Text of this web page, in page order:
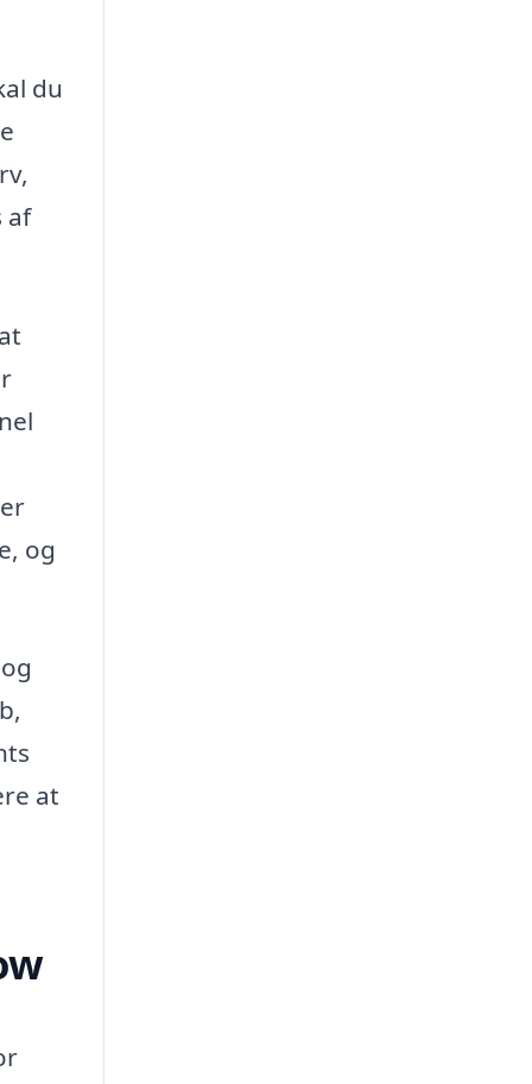
du
af
og
at